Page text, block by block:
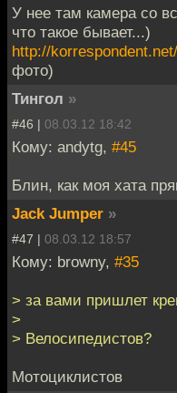
У нее там камера со
что такое бывает...)
http://
фото)
Тингол »
#46 | 08.03.12 18:42
Кому: andytg, #45
Блин, как моя хата
Jack Jumper »
#47 | 08.03.12 18:57
Кому: browny, #35
> за вами пришлет
>
> Велосипедистов?
Мотоциклистов